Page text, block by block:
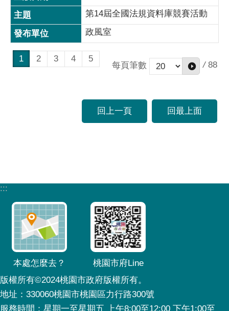
第14屆全國法規資料庫競賽活動
政風室
1 2 3 4 5
每頁筆數 / 88
回上一頁 回最上面
:::
本處怎麼去？
桃園市府Line
版權所有©2024桃園市政府版權所有。
地址：330060桃園市桃園區力行路300號
服務時間：星期一至星期五 上午8:00至12:00 下午1:00至